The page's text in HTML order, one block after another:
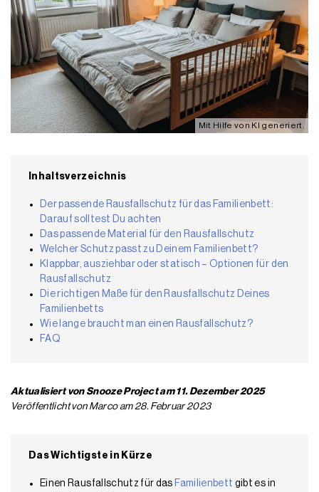
Mit Hilfe von KI generiert.
Inhaltsverzeichnis
Der passende Rausfallschutz für das Familienbett:
Darauf solltest Du achten
Das passende Material für den Rausfallschutz
Welcher Schutz passt zu Deinem Familienbett?
Klappbar, ausziehbar oder statisch – Optionen für den
Rausfallschutz
Die richtigen Maße für den Rausfallschutz Deines
Familienbetts
Wie lange braucht man einen Rausfallschutz?
FAQ
Aktualisiert von Snooze Project am 11. Dezember 2025
Veröffentlicht von Marco am 28. Februar 2023
Das Wichtigste in Kürze
Einen Rausfallschutz für das Familienbett gibt es in